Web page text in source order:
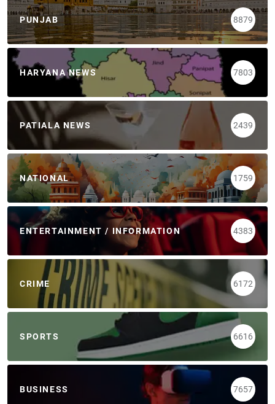
PUNJAB 8879
HARYANA NEWS 7803
PATIALA NEWS 2439
NATIONAL 1759
ENTERTAINMENT / INFORMATION 4383
CRIME 6172
SPORTS 6616
BUSINESS 7657